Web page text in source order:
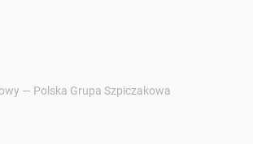
— Polska Grupa Szpiczakowa